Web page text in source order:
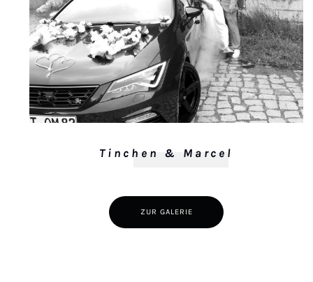
Tinchen & Marcel
ZUR GALERIE